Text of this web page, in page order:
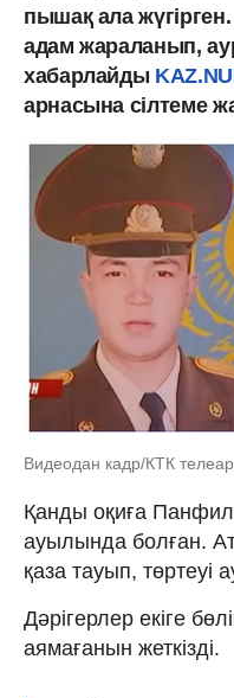
пышақ ала
адам жараланып,
хабарлайды
арнасына сілтеме
Видеодан кадр/КТК
Қанды оқиға
ауылында болған.
қаза тауып, төртеуі
Дәрігерлер екіге
аямағанын жеткізді.